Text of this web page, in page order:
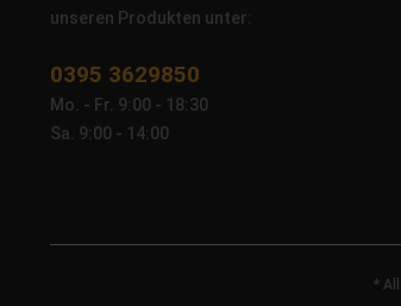
unseren Produkten unter:
0395 3629850
Mo. - Fr. 9:00 - 18:30
Sa. 9:00 - 14:00
*